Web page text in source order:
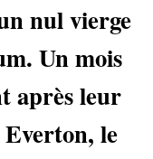
nul vierge
Un mois
après leur
le